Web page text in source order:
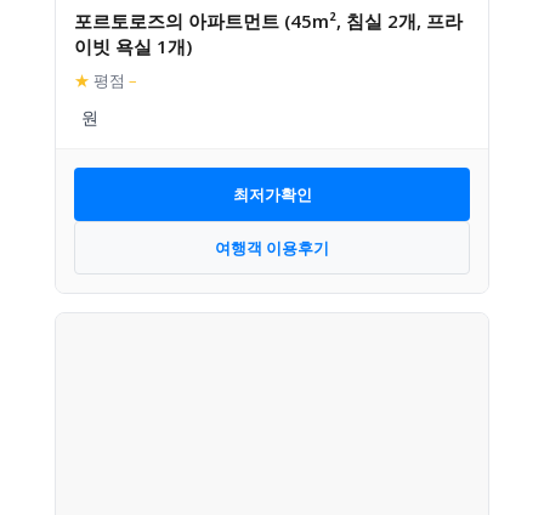
포르토로즈의 아파트먼트 (45m², 침실 2개, 프라
이빗 욕실 1개)
★ 평점 –
최저가확인
여행객 이용후기